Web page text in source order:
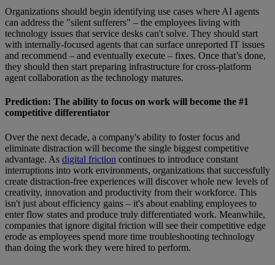
Organizations should begin identifying use cases where AI agents
can address the "silent sufferers" – the employees living with
technology issues that service desks can't solve. They should start
with internally-focused agents that can surface unreported IT issues
and recommend – and eventually execute – fixes. Once that’s done,
they should then start preparing infrastructure for cross-platform
agent collaboration as the technology matures.
Prediction: The ability to focus on work will become the #1
competitive differentiator
Over the next decade, a company's ability to foster focus and
eliminate distraction will become the single biggest competitive
advantage. As digital friction continues to introduce constant
interruptions into work environments, organizations that successfully
create distraction-free experiences will discover whole new levels of
creativity, innovation and productivity from their workforce. This
isn't just about efficiency gains – it's about enabling employees to
enter flow states and produce truly differentiated work. Meanwhile,
companies that ignore digital friction will see their competitive edge
erode as employees spend more time troubleshooting technology
than doing the work they were hired to perform.